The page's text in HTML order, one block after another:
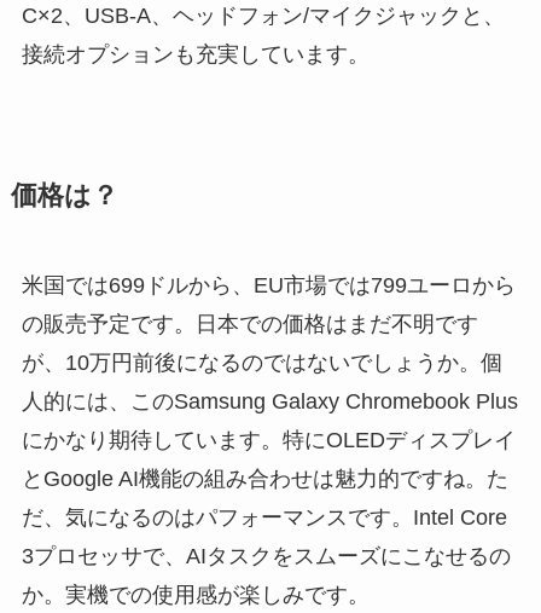
C×2、USB-A、ヘッドフォン/マイクジャックと、
接続オプションも充実しています。
価格は？
米国では699ドルから、EU市場では799ユーロから
の販売予定です。日本での価格はまだ不明です
が、10万円前後になるのではないでしょうか。個
人的には、このSamsung Galaxy Chromebook Plus
にかなり期待しています。特にOLEDディスプレイ
とGoogle AI機能の組み合わせは魅力的ですね。た
だ、気になるのはパフォーマンスです。Intel Core
3プロセッサで、AIタスクをスムーズにこなせるの
か。実機での使用感が楽しみです。